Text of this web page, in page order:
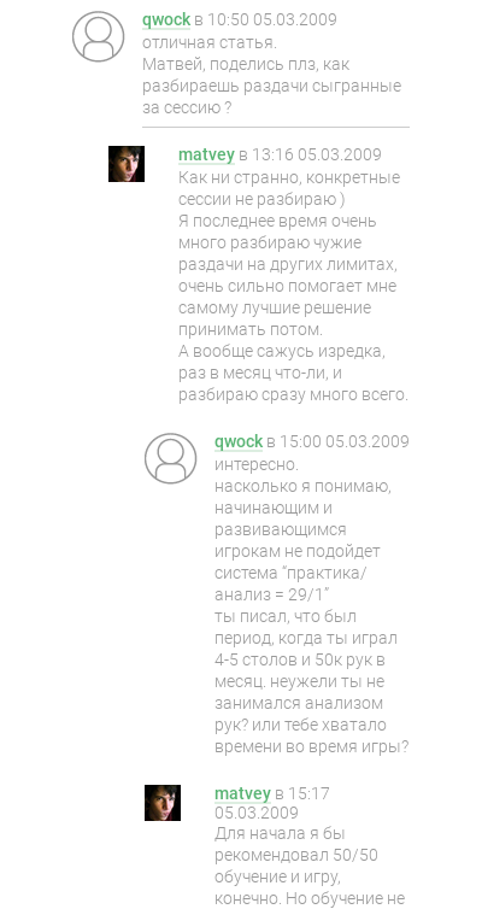
qwock в 10:50 05.03.2009
отличная статья.
Матвей, поделись плз, как
разбираешь раздачи сыгранные
за сессию ?
matvey в 13:16 05.03.2009
Как ни странно, конкретные
сессии не разбираю )
Я последнее время очень
много разбираю чужие
раздачи на других лимитах,
очень сильно помогает мне
самому лучшие решение
принимать потом.
А вообще сажусь изредка,
раз в месяц что-ли, и
разбираю сразу много всего.
qwock в 15:00 05.03.2009
интересно.
насколько я понимаю,
начинающим и
развивающимся
игрокам не подойдет
система “практика/
анализ = 29/1”
ты писал, что был
период, когда ты играл
4-5 столов и 50к рук в
месяц. неужели ты не
занимался анализом
рук? или тебе хватало
времени во время игры?
matvey в 15:17
05.03.2009
Для начала я бы
рекомендовал 50/50
обучение и игру,
конечно. Но обучение не